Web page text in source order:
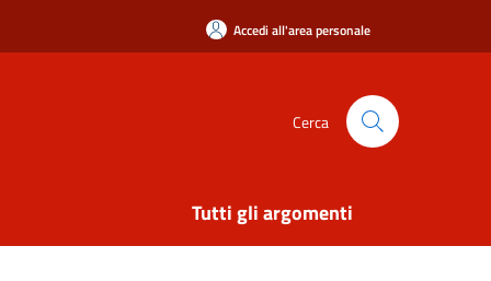
Accedi all'area personale
Cerca
Tutti gli argomenti